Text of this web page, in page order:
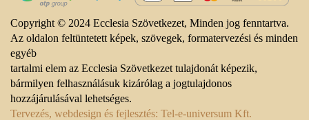
Copyright © 2024 Ecclesia Szövetkezet, Minden jog fenntartva.
Az oldalon feltüntetett képek, szövegek, formatervezési és minden
egyéb
tartalmi elem az Ecclesia Szövetkezet tulajdonát képezik,
bármilyen felhasználásuk kizárólag a jogtulajdonos
hozzájárulásával lehetséges.
Tervezés, webdesign és fejlesztés: Tel-e-universum Kft.